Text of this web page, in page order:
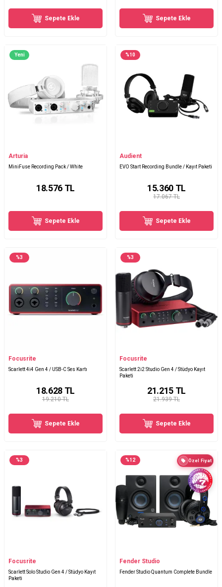
Sepete Ekle Sepete Ekle
Yeni
Arturia
MiniFuse Recording Pack / White
18.576TL
Sepete Ekle
%10
Audient
EVO Start Recording Bundle / Kayıt Paketi
17.067 TL
15.360TL
Sepete Ekle
%3
Focusrite
Scarlett 4i4 Gen 4 / USB-C Ses Kartı
19.210 TL
18.628TL
Sepete Ekle
%3
Focusrite
Scarlett 2i2 Studio Gen 4 / Stüdyo Kayıt
Paketi
21.939 TL
21.215TL
Sepete Ekle
%3
Focusrite
Scarlett Solo Studio Gen 4 / Stüdyo Kayıt
Paketi
%12 Özel Fiyat
Fender Studio
Fender Studio Quantum Complete Bundle